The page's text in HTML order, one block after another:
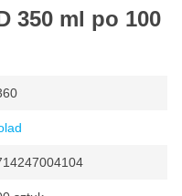
350 ml po 100